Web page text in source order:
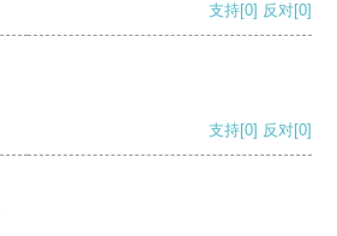
支持[0] 反对[0]
支持[0] 反对[0]